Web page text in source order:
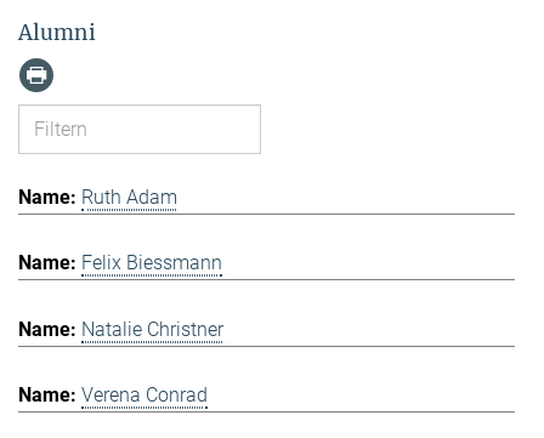
Alumni
Ruth Adam
Felix Biessmann
Natalie Christner
Verena Conrad